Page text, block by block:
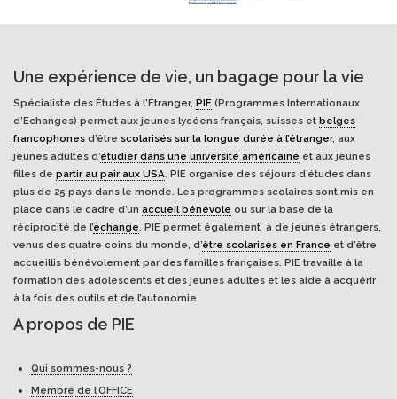
Une expérience de vie, un bagage pour la vie
Spécialiste des Études à l'Étranger, PIE (Programmes Internationaux
d’Echanges) permet aux jeunes lycéens français, suisses et belges
francophones d’être scolarisés sur la longue durée à l’étranger, aux
jeunes adultes d’étudier dans une université américaine et aux jeunes
filles de partir au pair aux USA. PIE organise des séjours d’études dans
plus de 25 pays dans le monde. Les programmes scolaires sont mis en
place dans le cadre d’un accueil bénévole ou sur la base de la
réciprocité de l’échange. PIE permet également à de jeunes étrangers,
venus des quatre coins du monde, d’être scolarisés en France et d’être
accueillis bénévolement par des familles françaises. PIE travaille à la
formation des adolescents et des jeunes adultes et les aide à acquérir
à la fois des outils et de l’autonomie.
A propos de PIE
Qui sommes-nous ?
Membre de l’OFFICE